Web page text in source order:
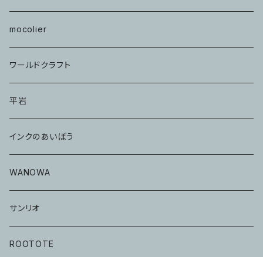
mocolier
ワールドクラフト
平岩
インクのあいぼう
WANOWA
サンリオ
ROOTOTE